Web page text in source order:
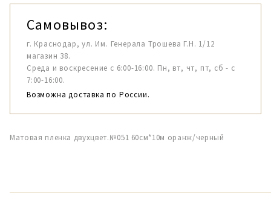
Самовывоз:
г. Краснодар, ул. Им. Генерала Трошева Г.Н. 1/12
магазин 38.
Среда и воскресение с 6:00-16:00. Пн, вт, чт, пт, сб - с
7:00-16:00.
Возможна доставка по России.
Матовая пленка двухцвет.№051 60см*10м оранж/черный